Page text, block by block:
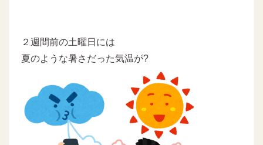
２週間前の土曜日には
夏のような暑さだった気温が?